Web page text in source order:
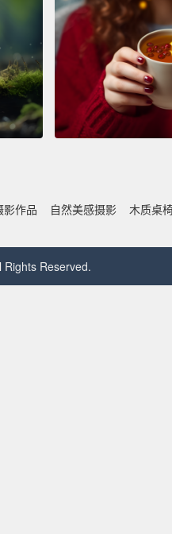
影作品 自然美感摄影
木质桌
Reserved.